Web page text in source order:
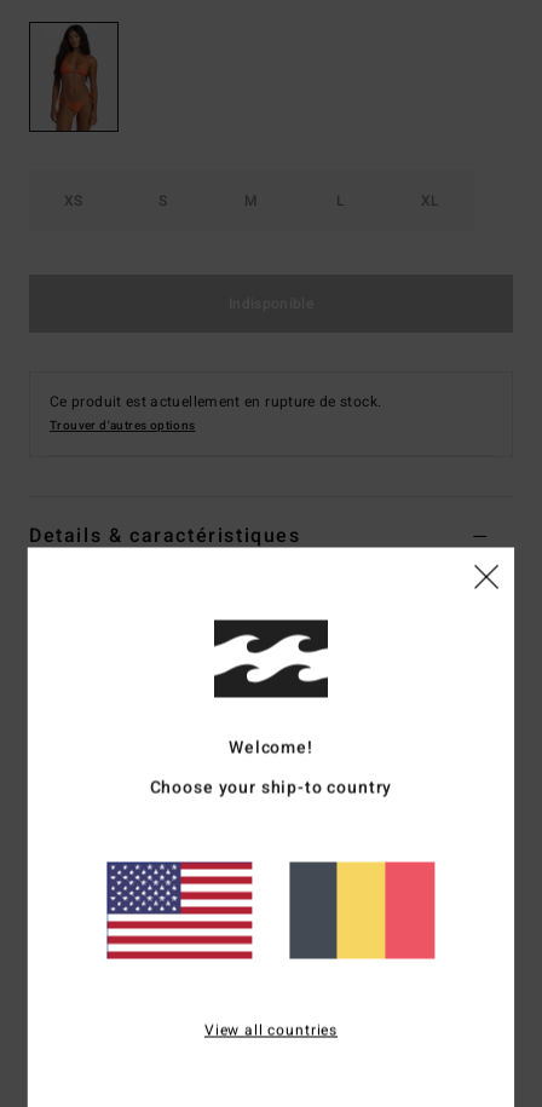
XS S M L XL
Ce produit est actuellement en rupture de stock.
Trouver d'autres options
Details & caractéristiques
Code couleur
Matière côtelée recyclée Tan Lines en polyester
Décolleté plongeant
Rembourrage :amovible
Couvrance :couvrance échancrée
Système de fermeture :Liens à nouer au milieu du dos
Autres caractéristiques : 3 façons de le porter.
Welcome!
Choose your ship-to country
View all countries